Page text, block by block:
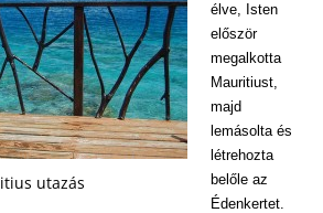
utazás
élve, Isten
először
megalkotta
Mauritiust,
majd
lemásolta és
létrehozta
belőle az
Édenkertet.